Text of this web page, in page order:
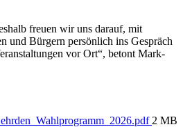
freuen wir uns darauf, mit
und Bürgern persönlich ins Gespräch
vor Ort“, betont Mark-
2 MB